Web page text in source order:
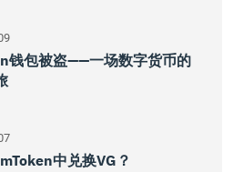
钱包被盗——一场数字货币的
中兑换VG？